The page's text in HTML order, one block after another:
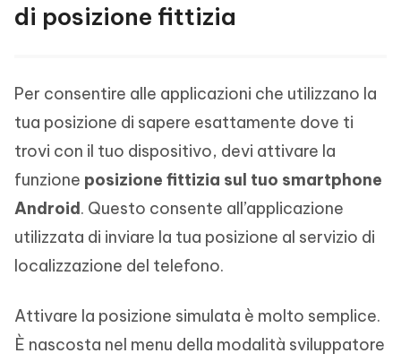
di posizione fittizia
Per consentire alle applicazioni che utilizzano la
tua posizione di sapere esattamente dove ti
trovi con il tuo dispositivo, devi attivare la
funzione posizione fittizia sul tuo smartphone
Android. Questo consente all’applicazione
utilizzata di inviare la tua posizione al servizio di
localizzazione del telefono.
Attivare la posizione simulata è molto semplice.
È nascosta nel menu della modalità sviluppatore